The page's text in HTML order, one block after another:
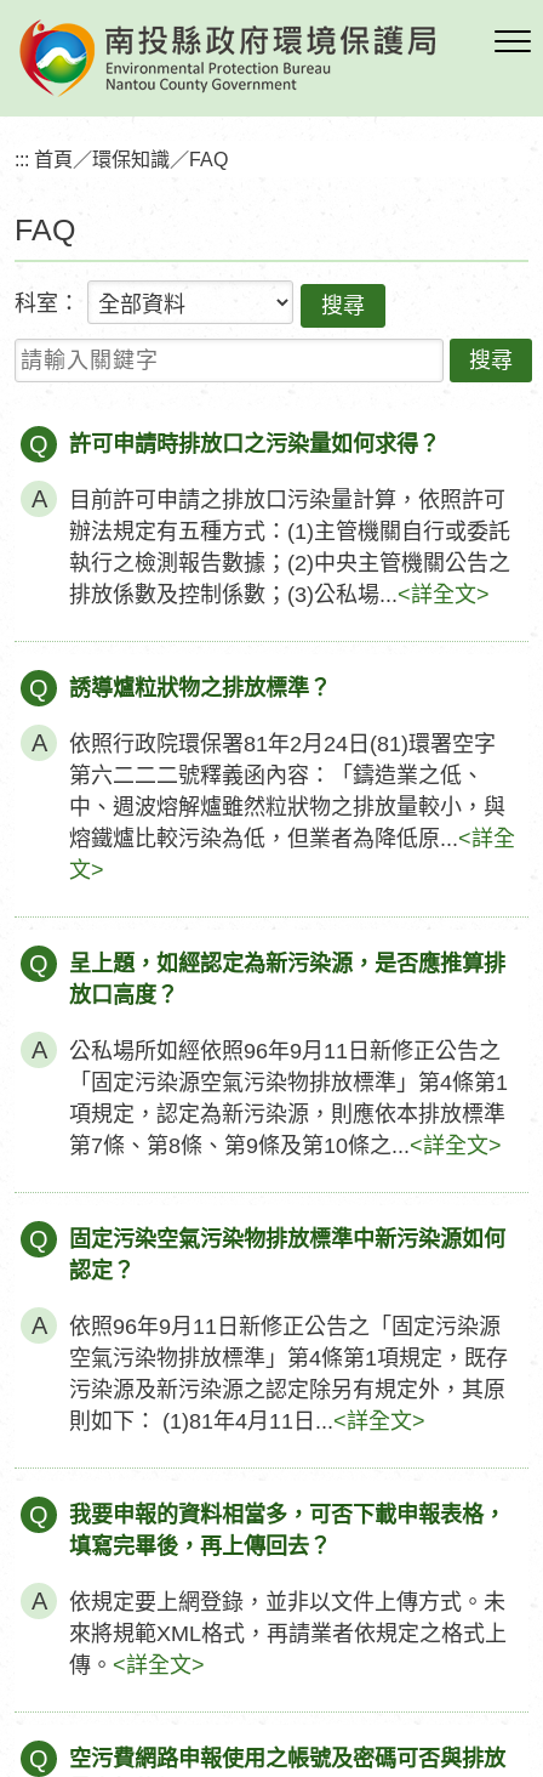
到
要
塊FAQ
::: 首頁 ／環保知識／FAQ
科室：
請輸入關鍵字
Q 許可申請時排放口之污染量如何求得？
目前許可申請之排放口污染量計算，依照許可
辦法規定有五種方式：(1)主管機關自行或委託
執行之檢測報告數據；(2)中央主管機關公告之
排放係數及控制係數；(3)公私場...<詳全文>
Q 誘導爐粒狀物之排放標準？
依照行政院環保署81年2月24日(81)環署空字
第六二二二號釋義函內容：「鑄造業之低、
中、週波熔解爐雖然粒狀物之排放量較小，與
熔鐵爐比較污染為低，但業者為降低原...<詳全
文>
Q
呈上題，如經認定為新污染源，是否應推算排
放口高度？
公私場所如經依照96年9月11日新修正公告之
「固定污染源空氣污染物排放標準」第4條第1
項規定，認定為新污染源，則應依本排放標準
第7條、第8條、第9條及第10條之...<詳全文>
Q
固定污染空氣污染物排放標準中新污染源如何
認定？
依照96年9月11日新修正公告之「固定污染源
空氣污染物排放標準」第4條第1項規定，既存
污染源及新污染源之認定除另有規定外，其原
則如下： (1)81年4月11日...<詳全文>
Q
我要申報的資料相當多，可否下載申報表格，
填寫完畢後，再上傳回去？
依規定要上網登錄，並非以文件上傳方式。未
來將規範XML格式，再請業者依規定之格式上
傳。 <詳全文>
Q
空污費網路申報使用之帳號及密碼可否與排放